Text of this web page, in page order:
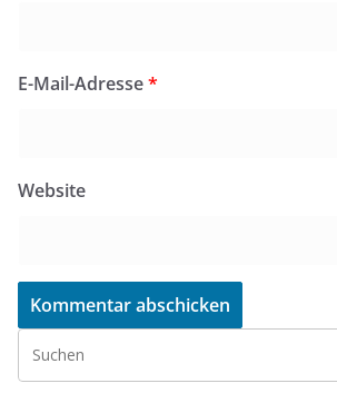
E-Mail-Adresse*
Website